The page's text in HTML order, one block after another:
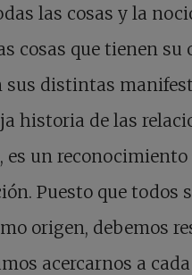
las cosas y la
cosas que tienen
sus distintas
historia de las
es un
Puesto que todos
origen, debemos
acercarnos a